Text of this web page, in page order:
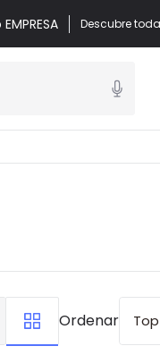
Descubre
Ordenar